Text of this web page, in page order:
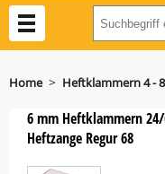
Home > Heftklammern 4 -
6 mm Heftklammern
Heftzange Regur 68